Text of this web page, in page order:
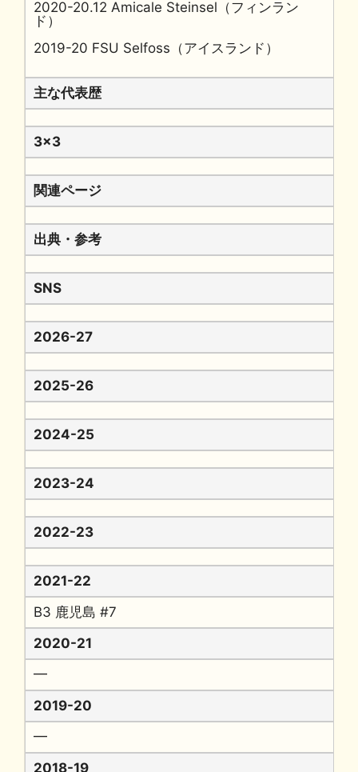
2020-20.12 Amicale Steinsel（フィンラン
ド）
2019-20 FSU Selfoss（アイスランド）
主な代表歴
3x3
関連ページ
出典・参考
SNS
2026-27
2025-26
2024-25
2023-24
2022-23
2021-22
B3 鹿児島 #7
2020-21
━
2019-20
━
2018-19